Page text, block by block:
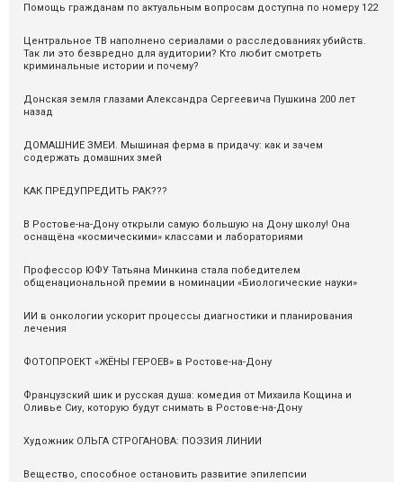
Помощь гражданам по актуальным вопросам доступна по номеру 122
Центральное ТВ наполнено сериалами о расследованиях убийств.
Так ли это безвредно для аудитории? Кто любит смотреть
криминальные истории и почему?
Донская земля глазами Александра Сергеевича Пушкина 200 лет
назад
ДОМАШНИЕ ЗМЕИ. Мышиная ферма в придачу: как и зачем
содержать домашних змей
КАК ПРЕДУПРЕДИТЬ РАК???
В Ростове-на-Дону открыли самую большую на Дону школу! Она
оснащёна «космическими» классами и лабораториями
Профессор ЮФУ Татьяна Минкина стала победителем
общенациональной премии в номинации «Биологические науки»
ИИ в онкологии ускорит процессы диагностики и планирования
лечения
ФОТОПРОЕКТ «ЖЁНЫ ГЕРОЕВ» в Ростове-на-Дону
Французский шик и русская душа: комедия от Михаила Кощина и
Оливье Сиу, которую будут снимать в Ростове-на-Дону
Художник ОЛЬГА СТРОГАНОВА: ПОЭЗИЯ ЛИНИИ
Вещество, способное остановить развитие эпилепсии